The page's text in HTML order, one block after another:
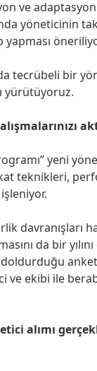
ve
yöneticinin
tecrübeli bir
yürütüyoruz.
yeni
teknikleri,
davranışları
da bir
ve ekibi ile
alımı